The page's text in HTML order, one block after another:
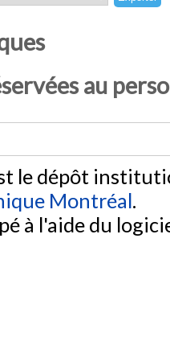
au
le dépôt
Montréal.
à l'aide du